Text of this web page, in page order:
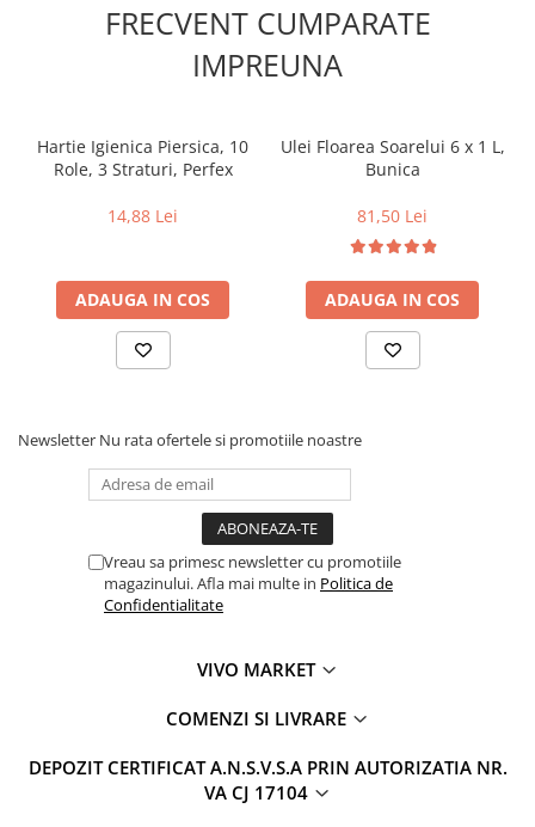
FRECVENT CUMPARATE
IMPREUNA
Hartie Igienica Piersica, 10
Role, 3 Straturi, Perfex
14,88 Lei
ADAUGA IN COS
Ulei Floarea Soarelui 6 x 1 L,
Bunica
81,50 Lei
ADAUGA IN COS
Newsletter Nu rata ofertele si promotiile noastre
Vreau sa primesc newsletter cu promotiile
magazinului. Afla mai multe in Politica de
Confidentialitate
VIVO MARKET
COMENZI SI LIVRARE
DEPOZIT CERTIFICAT A.N.S.V.S.A PRIN AUTORIZATIA NR.
VA CJ 17104